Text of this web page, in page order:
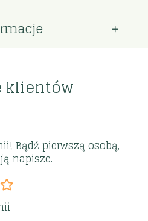
klientów
Bądź pierwszą osobą,
napisze.